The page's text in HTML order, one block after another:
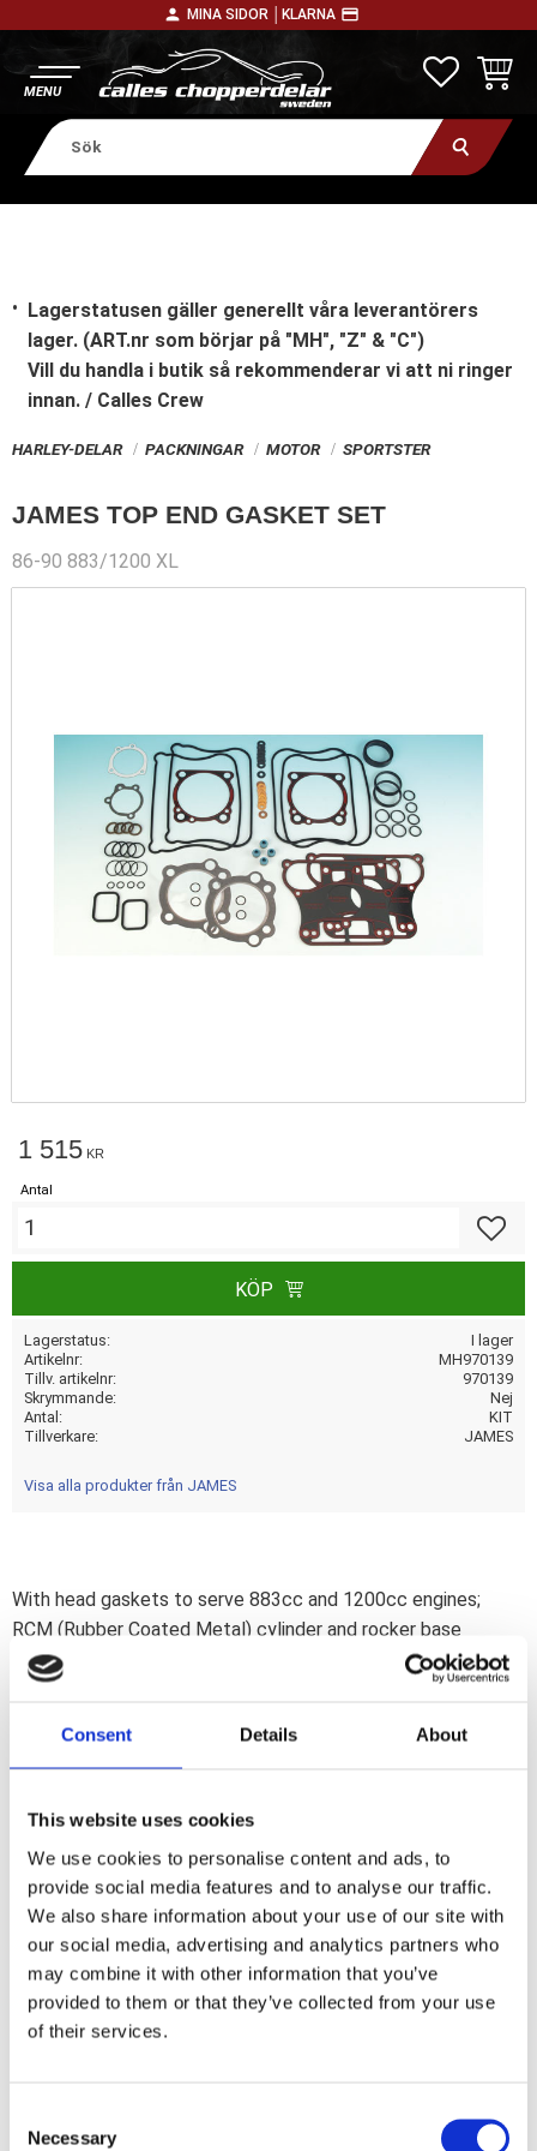
Consent Details About
This website uses cookies
We use cookies to personalise content and ads, to
provide social media features and to analyse our traffic.
We also share information about your use of our site with
our social media, advertising and analytics partners who
may combine it with other information that you’ve
provided to them or that they’ve collected from your use
of their services.
Necessary
person MINA SIDOR │ KLARNA payment
Lagerstatusen gäller generellt våra leverantörers
lager. (ART.nr som börjar på "MH", "Z" & "C")
Vill du handla i butik så rekommenderar vi att ni ringer
innan. / Calles Crew
HARLEY-DELAR PACKNINGAR MOTOR SPORTSTER
JAMES TOP END GASKET SET
86-90 883/1200 XL
1 515 KR
Antal
KÖP
Lagerstatus
I lager
Artikelnr
MH970139
Tillv. artikelnr
970139
Skrymmande
Nej
Antal
KIT
Tillverkare
JAMES
Visa alla produkter från JAMES
With head gaskets to serve 883cc and 1200cc engines;
RCM (Rubber Coated Metal) cylinder and rocker base
gaskets; rubber rocker gaskets. Incl. all other required
gaskets; seals and o-rings for a top end rebuild.
Dela med dig
a
e
b
o
o
k
Omdömen
Du